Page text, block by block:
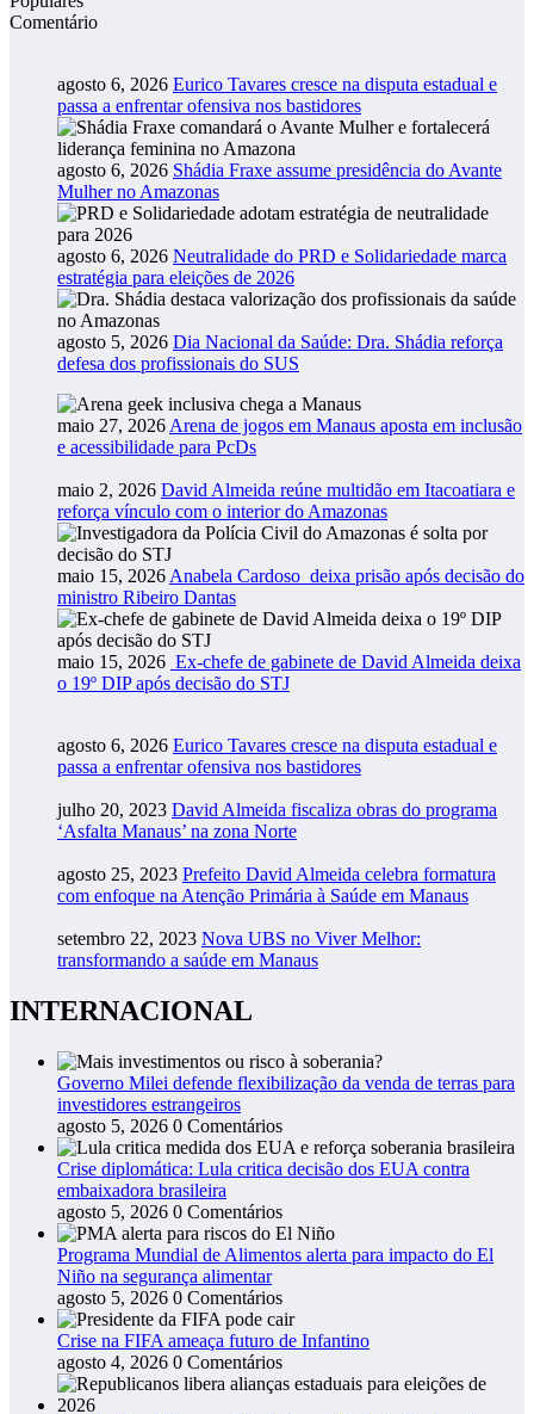
Comentário
agosto 6, 2026 Eurico Tavares cresce na disputa estadual e
passa a enfrentar ofensiva nos bastidores
agosto 6, 2026 Shádia Fraxe assume presidência do Avante
Mulher no Amazonas
agosto 6, 2026 Neutralidade do PRD e Solidariedade marca
estratégia para eleições de 2026
agosto 5, 2026 Dia Nacional da Saúde: Dra. Shádia reforça
defesa dos profissionais do SUS
maio 27, 2026 Arena de jogos em Manaus aposta em inclusão
e acessibilidade para PcDs
maio 2, 2026 David Almeida reúne multidão em Itacoatiara e
reforça vínculo com o interior do Amazonas
maio 15, 2026 Anabela Cardoso deixa prisão após decisão do
ministro Ribeiro Dantas
maio 15, 2026 Ex-chefe de gabinete de David Almeida deixa
o 19º DIP após decisão do STJ
agosto 6, 2026 Eurico Tavares cresce na disputa estadual e
passa a enfrentar ofensiva nos bastidores
julho 20, 2023 David Almeida fiscaliza obras do programa
‘Asfalta Manaus’ na zona Norte
agosto 25, 2023 Prefeito David Almeida celebra formatura
com enfoque na Atenção Primária à Saúde em Manaus
setembro 22, 2023 Nova UBS no Viver Melhor:
transformando a saúde em Manaus
INTERNACIONAL
Governo Milei defende flexibilização da venda de terras para
investidores estrangeiros
agosto 5, 2026 0 Comentários
Crise diplomática: Lula critica decisão dos EUA contra
embaixadora brasileira
agosto 5, 2026 0 Comentários
Programa Mundial de Alimentos alerta para impacto do El
Niño na segurança alimentar
agosto 5, 2026 0 Comentários
Crise na FIFA ameaça futuro de Infantino
agosto 4, 2026 0 Comentários